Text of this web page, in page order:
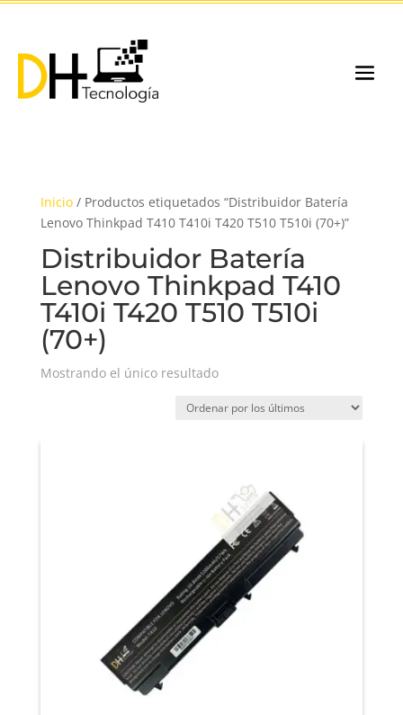
Inicio/ Productos etiquetados “Distribuidor Batería
Lenovo Thinkpad T410 T410i T420 T510 T510i (70+)”
Distribuidor Batería
Lenovo Thinkpad T410
T410i T420 T510 T510i
(70+)
Mostrando el único resultado